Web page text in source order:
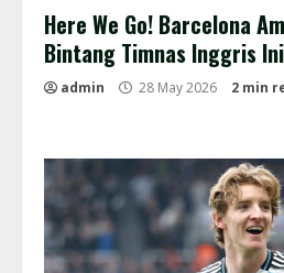
Here We Go! Barcelona
Bintang Timnas Inggris Ini
admin 28 May 2026 2 min